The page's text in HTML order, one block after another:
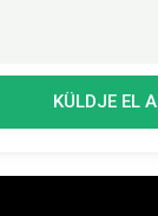
KÜLDJE EL A